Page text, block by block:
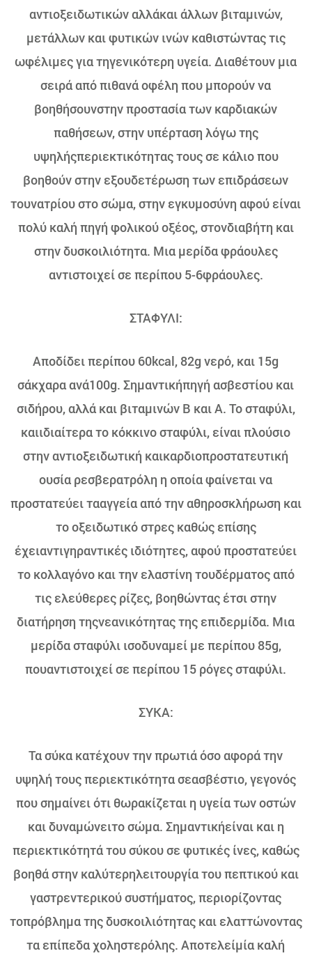
αντιοξειδωτικών αλλάκαι άλλων βιταμινών,
μετάλλων και φυτικών ινών καθιστώντας τις
ωφέλιμες για τηγενικότερη υγεία. Διαθέτουν μια
σειρά από πιθανά οφέλη που μπορούν να
βοηθήσουνστην προστασία των καρδιακών
παθήσεων, στην υπέρταση λόγω της
υψηλήςπεριεκτικότητας τους σε κάλιο που
βοηθούν στην εξουδετέρωση των επιδράσεων
τουνατρίου στο σώμα, στην εγκυμοσύνη αφού είναι
πολύ καλή πηγή φολικού οξέος, στονδιαβήτη και
στην δυσκοιλιότητα. Μια μερίδα φράουλες
αντιστοιχεί σε περίπου 5-6φράουλες.
ΣΤΑΦΥΛΙ:
Αποδίδει περίπου 60kcal, 82g νερό, και 15g
σάκχαρα ανά100g. Σημαντικήπηγή ασβεστίου και
σιδήρου, αλλά και βιταμινών Β και Α. Το σταφύλι,
καιιδιαίτερα το κόκκινο σταφύλι, είναι πλούσιο
στην αντιοξειδωτική καικαρδιοπροστατευτική
ουσία ρεσβερατρόλη η οποία φαίνεται να
προστατεύει τααγγεία από την αθηροσκλήρωση και
το οξειδωτικό στρες καθώς επίσης
έχειαντιγηραντικές ιδιότητες, αφού προστατεύει
το κολλαγόνο και την ελαστίνη τουδέρματος από
τις ελεύθερες ρίζες, βοηθώντας έτσι στην
διατήρηση τηςνεανικότητας της επιδερμίδα. Μια
μερίδα σταφύλι ισοδυναμεί με περίπου 85g,
πουαντιστοιχεί σε περίπου 15 ρόγες σταφύλι.
ΣΥΚΑ:
Τα σύκα κατέχουν την πρωτιά όσο αφορά την
υψηλή τους περιεκτικότητα σεασβέστιο, γεγονός
που σημαίνει ότι θωρακίζεται η υγεία των οστών
και δυναμώνειτο σώμα. Σημαντικήείναι και η
περιεκτικότητά του σύκου σε φυτικές ίνες, καθώς
βοηθά στην καλύτερηλειτουργία του πεπτικού και
γαστρεντερικού συστήματος, περιορίζοντας
τοπρόβλημα της δυσκοιλιότητας και ελαττώνοντας
τα επίπεδα χοληστερόλης. Αποτελείμία καλή